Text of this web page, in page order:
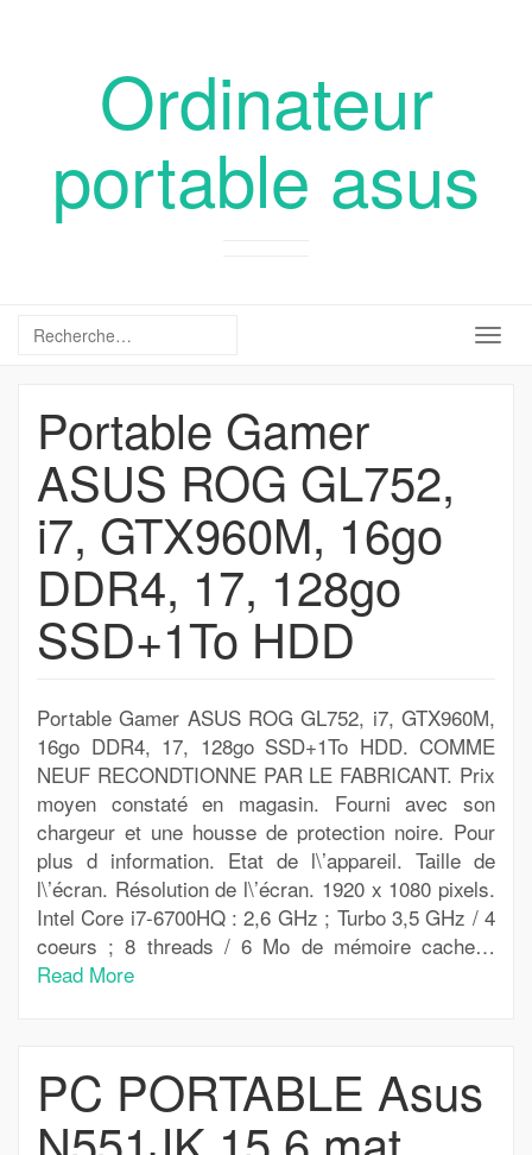
Ordinateur
portable asus
Portable Gamer
ASUS ROG GL752,
i7, GTX960M, 16go
DDR4, 17, 128go
SSD+1To HDD
Portable Gamer ASUS ROG GL752, i7, GTX960M,
16go DDR4, 17, 128go SSD+1To HDD. COMME
NEUF RECONDTIONNE PAR LE FABRICANT. Prix
moyen constaté en magasin. Fourni avec son
chargeur et une housse de protection noire. Pour
plus d information. Etat de l\’appareil. Taille de
l\’écran. Résolution de l\’écran. 1920 x 1080 pixels.
Intel Core i7-6700HQ : 2,6 GHz ; Turbo 3,5 GHz / 4
coeurs ; 8 threads / 6 Mo de mémoire cache…
Read More
PC PORTABLE Asus